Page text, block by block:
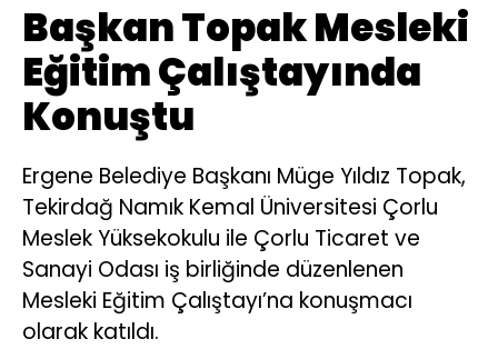
Başkan Topak Mesleki
Eğitim Çalıştayında
Konuştu
Ergene Belediye Başkanı Müge Yıldız Topak,
Tekirdağ Namık Kemal Üniversitesi Çorlu
Meslek Yüksekokulu ile Çorlu Ticaret ve
Sanayi Odası iş birliğinde düzenlenen
Mesleki Eğitim Çalıştayı’na konuşmacı
olarak katıldı.